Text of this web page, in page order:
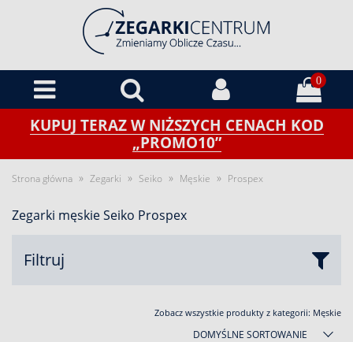
0
KUPUJ TERAZ W NIŻSZYCH CENACH KOD
„PROMO10”
Strona główna » Zegarki » Seiko » Męskie » Prospex
Zegarki męskie Seiko Prospex
Filtruj
Zobacz wszystkie produkty z kategorii: Męskie
DOMYŚLNE SORTOWANIE